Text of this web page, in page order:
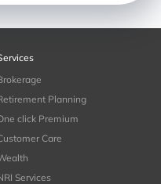
Planning
click Premium
Care
Services